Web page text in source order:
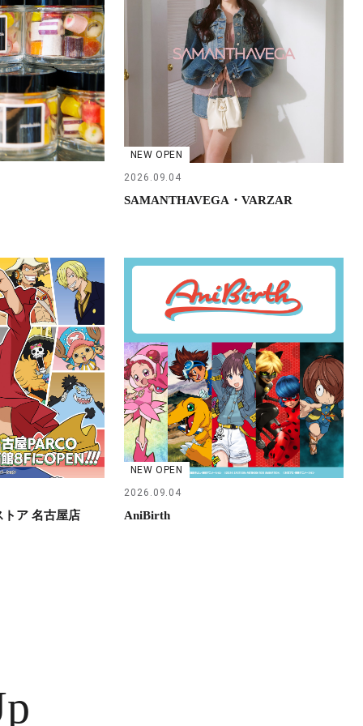
NEW OPEN
2026.09.04
SAMANTHAVEGA・VARZAR
ア 名古屋店
NEW OPEN
2026.09.04
AniBirth